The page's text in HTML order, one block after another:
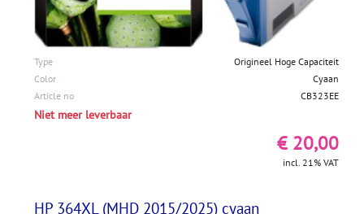
Type
Origineel Hoge Capaciteit
Color
Cyaan
Article no
CB323EE
Niet meer leverbaar
€ 20,00
incl. 21% VAT
HP 364XL (MHD 2015/2025) cyaan